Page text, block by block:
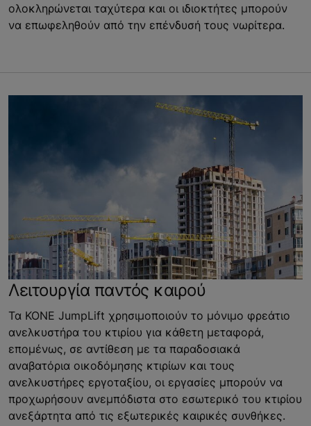
ολοκληρώνεται ταχύτερα και οι ιδιοκτήτες μπορούν
να επωφεληθούν από την επένδυσή τους νωρίτερα.
Λειτουργία παντός καιρού
Τα KONE JumpLift χρησιμοποιούν το μόνιμο φρεάτιο
ανελκυστήρα του κτιρίου για κάθετη μεταφορά,
επομένως, σε αντίθεση με τα παραδοσιακά
αναβατόρια οικοδόμησης κτιρίων και τους
ανελκυστήρες εργοταξίου, οι εργασίες μπορούν να
προχωρήσουν ανεμπόδιστα στο εσωτερικό του κτιρίου
ανεξάρτητα από τις εξωτερικές καιρικές συνθήκες.